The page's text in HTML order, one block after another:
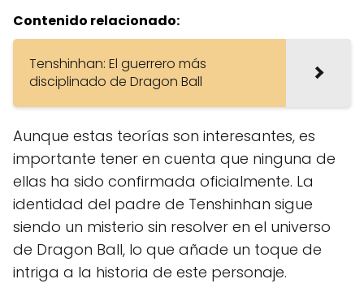
Contenido relacionado:
Tenshinhan: El guerrero más
disciplinado de Dragon Ball
Aunque estas teorías son interesantes, es
importante tener en cuenta que ninguna de
ellas ha sido confirmada oficialmente. La
identidad del padre de Tenshinhan sigue
siendo un misterio sin resolver en el universo
de Dragon Ball, lo que añade un toque de
intriga a la historia de este personaje.